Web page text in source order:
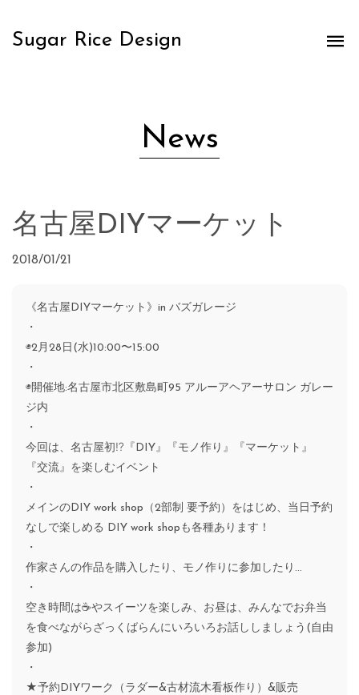
Sugar Rice Design
News
名古屋DIYマーケット
2018/01/21
《名古屋DIYマーケット》in バズガレージ
・
◉2月28日(水)10:00〜15:00
・
◉開催地:名古屋市北区敷島町95 アルーアヘアーサロン ガレー
ジ内
・
今回は、名古屋初⁉︎『DIY』『モノ作り』『マーケット』
『交流』を楽しむイベント
・
メインのDIY work shop（2部制 要予約）をはじめ、当日予約
なしで楽しめる DIY work shopも各種あります！
・
作家さんの作品を購入したり、モノ作りに参加したり…
・
空き時間は☕やスイーツを楽しみ、お昼は、みんなでお弁当
を食べながらざっくばらんにいろいろお話ししましょう(自由
参加)
・
★予約DIYワーク（ラダー&古材流木看板作り）&販売